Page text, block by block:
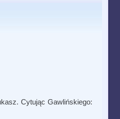
Cytując Gawlińskiego: